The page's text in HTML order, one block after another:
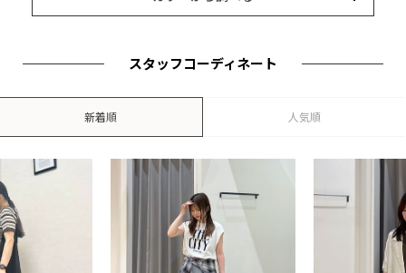
ブランド
スタッフコーディネート
新着順 人気順